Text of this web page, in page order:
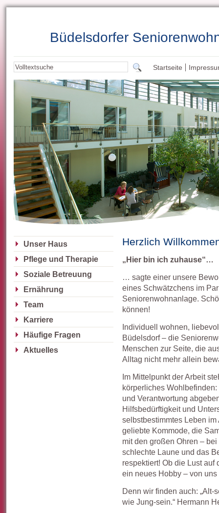
Büdelsdorfer
Startseite
Unser Haus
Pflege und Therapie
Soziale Betreuung
Ernährung
Team
Karriere
Häufige Fragen
Aktuelles
Herzlich
„Hier bin ich zuhause“…
… sagte einer unsere
eines Schwätzchens im
Seniorenwohnanlage.
können!
Individuell wohnen,
Büdelsdorf – die
Menschen zur Seite, die
Alltag nicht mehr allein
Im Mittelpunkt der Arbeit
körperliches
und Verantwortung
Hilfsbedürftigkeit und
selbstbestimmtes Leben
geliebte Kommode, die
mit den großen Ohren –
schlechte Laune und das
respektiert! Ob die Lust
ein neues Hobby – von uns
Denn wir finden auch:
wie Jung-sein.“ Hermann